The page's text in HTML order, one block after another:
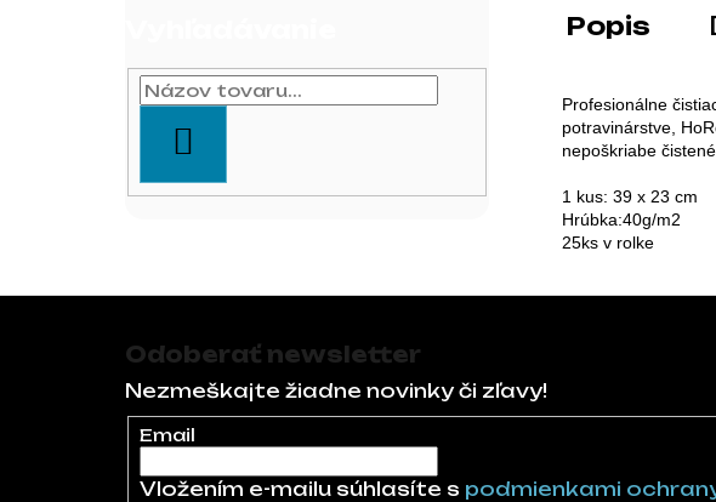
Popis
Profesionálne
potravinárstve,
nepoškriabe
1 kus: 39 x 23 cm
Hrúbka:40g/m2
25ks v rolke
Odoberať newsletter
Nezmeškajte žiadne novinky či zľavy!
Email
Vložením e-mailu súhlasíte s podmienkami